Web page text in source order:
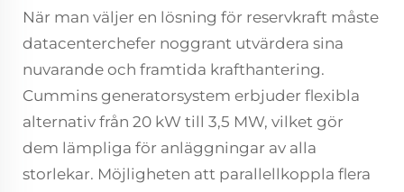
När man väljer en lösning för reservkraft måste
datacenterchefer noggrant utvärdera sina
nuvarande och framtida krafthantering.
Cummins generatorsystem erbjuder flexibla
alternativ från 20 kW till 3,5 MW, vilket gör
dem lämpliga för anläggningar av alla
storlekar. Möjligheten att parallellkoppla flera